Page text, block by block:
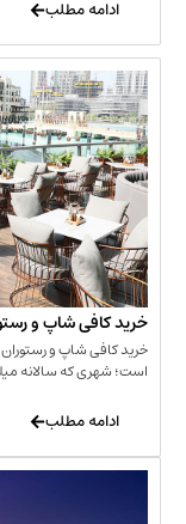
شاپ و رستوران در دبی
و رستوران در دبی یکی از
سالانه میلیون‌ها